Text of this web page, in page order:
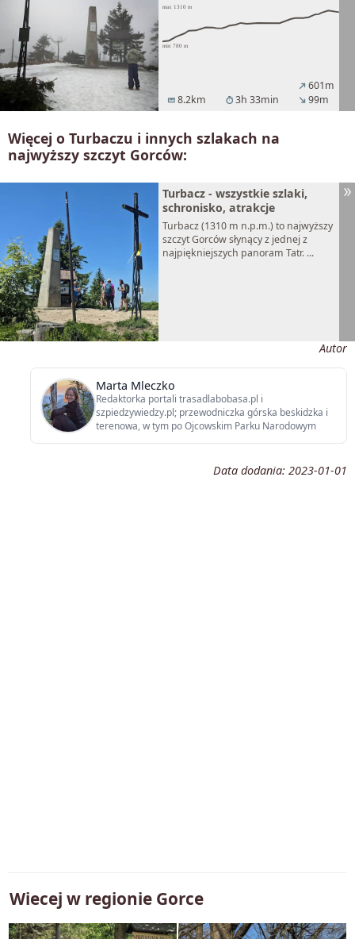
straighten 8.2km timer 3h 33min
north_east 601m
south_east 99m
Więcej o Turbaczu i innych szlakach na
najwyższy szczyt Gorców:
Turbacz - wszystkie szlaki,
schronisko, atrakcje
Turbacz (1310 m n.p.m.) to najwyższy
szczyt Gorców słynący z jednej z
najpiękniejszych panoram Tatr. ...
Autor
Marta Mleczko
Redaktorka portali trasadlabobasa.pl i
szpiedzywiedzy.pl; przewodniczka górska beskidzka i
terenowa, w tym po Ojcowskim Parku Narodowym
Data dodania: 2023-01-01
Wiecej w regionie Gorce